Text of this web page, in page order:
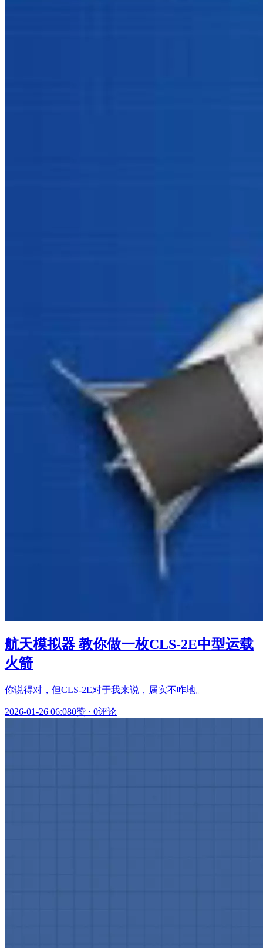
航天模拟器 教你做一枚CLS-2E中型运载
火箭
你说得对，但CLS-2E对于我来说，属实不咋地。
2026-01-26 06:080赞 · 0评论